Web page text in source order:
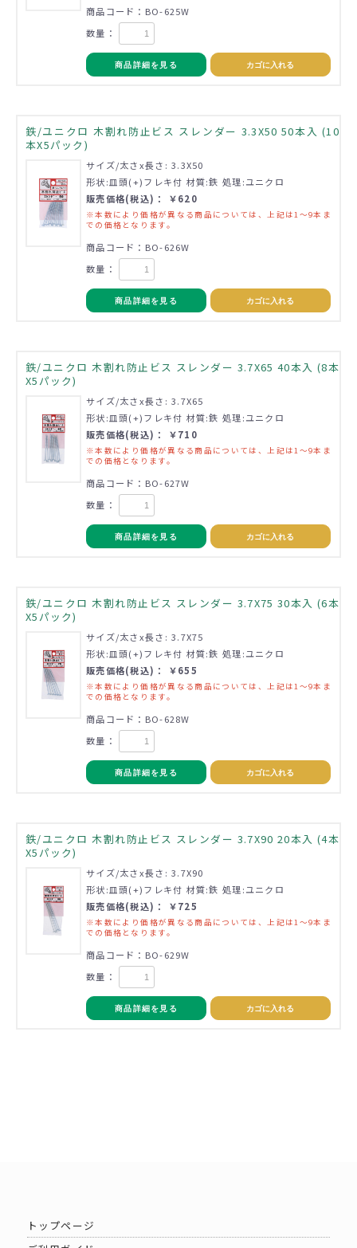
商品コード：BO-625W
数量：
商品詳細を見る カゴに入れる
鉄/ユニクロ 木割れ防止ビス スレンダー 3.3X50 50本入 (10
本X5パック)
サイズ/太さx長さ: 3.3X50
形状:皿頭(+)フレキ付 材質:鉄 処理:ユニクロ
販売価格(税込)： ￥620
※本数により価格が異なる商品については、上記は1～9本ま
での価格となります。
商品コード：BO-626W
数量：
商品詳細を見る カゴに入れる
鉄/ユニクロ 木割れ防止ビス スレンダー 3.7X65 40本入 (8本
X5パック)
サイズ/太さx長さ: 3.7X65
形状:皿頭(+)フレキ付 材質:鉄 処理:ユニクロ
販売価格(税込)： ￥710
※本数により価格が異なる商品については、上記は1～9本ま
での価格となります。
商品コード：BO-627W
数量：
商品詳細を見る カゴに入れる
鉄/ユニクロ 木割れ防止ビス スレンダー 3.7X75 30本入 (6本
X5パック)
サイズ/太さx長さ: 3.7X75
形状:皿頭(+)フレキ付 材質:鉄 処理:ユニクロ
販売価格(税込)： ￥655
※本数により価格が異なる商品については、上記は1～9本ま
での価格となります。
商品コード：BO-628W
数量：
商品詳細を見る カゴに入れる
鉄/ユニクロ 木割れ防止ビス スレンダー 3.7X90 20本入 (4本
X5パック)
サイズ/太さx長さ: 3.7X90
形状:皿頭(+)フレキ付 材質:鉄 処理:ユニクロ
販売価格(税込)： ￥725
※本数により価格が異なる商品については、上記は1～9本ま
での価格となります。
商品コード：BO-629W
数量：
商品詳細を見る カゴに入れる
トップページ